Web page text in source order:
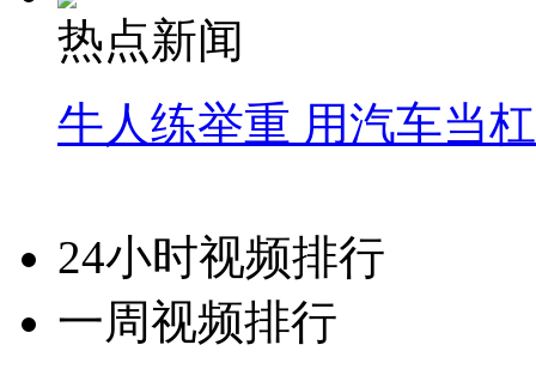
热点新闻
牛人练举重 用汽车当
24小时视频排行
一周视频排行